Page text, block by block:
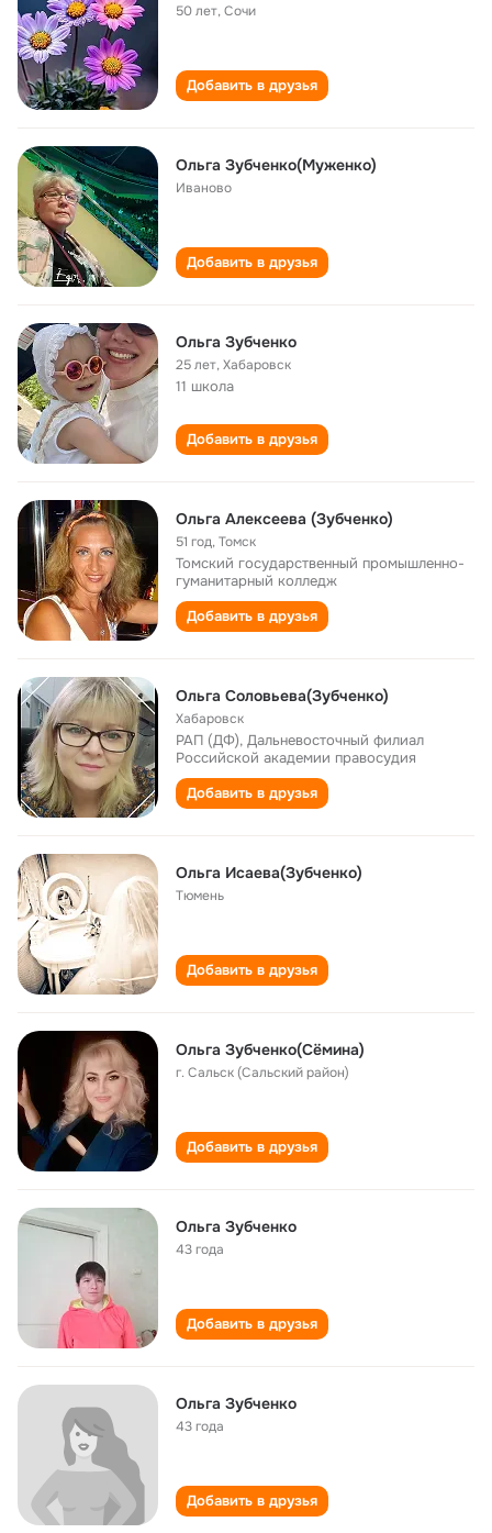
50 лет,Сочи
Добавить в друзья
Ольга Зубченко(Муженко)
Иваново
Добавить в друзья
Ольга Зубченко
25 лет,Хабаровск
11 школа
Добавить в друзья
Ольга Алексеева (Зубченко)
51 год,Томск
Томский государственный промышленно-
гуманитарный колледж
Добавить в друзья
Ольга Соловьева(Зубченко)
Хабаровск
РАП (ДФ), Дальневосточный филиал
Российской академии правосудия
Добавить в друзья
Ольга Исаева(Зубченко)
Тюмень
Добавить в друзья
Ольга Зубченко(Сёмина)
г. Сальск (Сальский район)
Добавить в друзья
Ольга Зубченко
43 года
Добавить в друзья
Ольга Зубченко
43 года
Добавить в друзья